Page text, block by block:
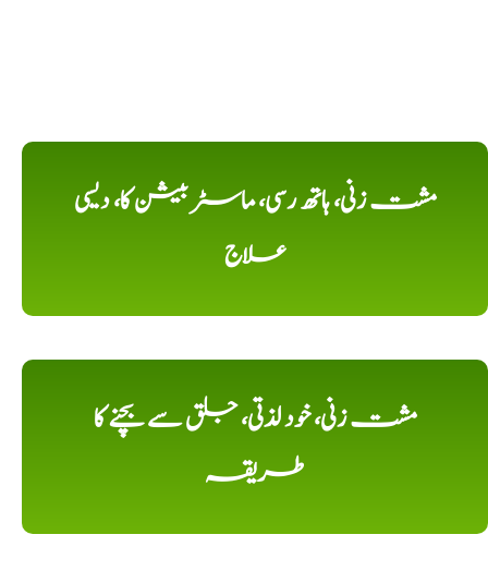
مشت زنی، ہاتھ رسی، ماسٹر بیشن کا، دیسی
علاج
مشت زنی، خود لذتی، جلق سے بچنے کا
طریقہ